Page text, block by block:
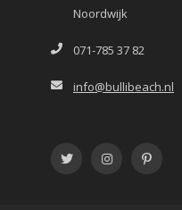
Noordwijk
071-785 37 82
info@bullibeach.nl